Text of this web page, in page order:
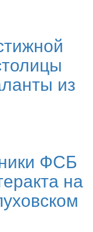
из
ФСБ
на